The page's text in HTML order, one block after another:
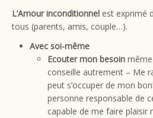
L’Amour inconditionnel est exprimé
tous (parents, amis, couple…).
Avec soi-même
Ecouter mon besoin
conseille autrement – Me
peut s’occuper de mon
personne responsable de
capable de me faire plaisir